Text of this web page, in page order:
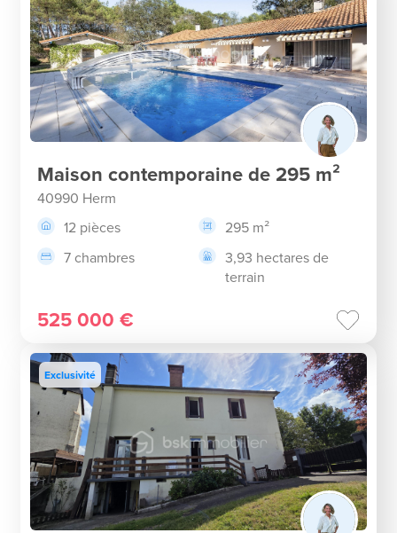
Maison contemporaine de 295 m²
40990 Herm
12 pièces
295 m²
7 chambres
3,93 hectares de
terrain
525 000 €
Exclusivité